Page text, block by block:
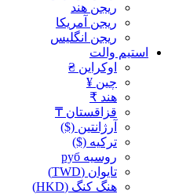
ریجن هند
ریجن آمریکا
ریجن انگلیس
استیم والت
اوکراین ₴
چین ¥
هند ₹
قزاقستان ₸
آرژانتین ($)
ترکیه ($)
روسیه руб
تایوان (TWD)
هنگ کنگ (HKD)